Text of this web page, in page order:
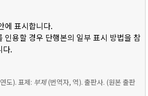
에 표시합니다.
인용할 경우 단행본의 일부 표시 방법을 참
다.
도). 표제: 부제(번역자, 역). 출판사. (원본 출판